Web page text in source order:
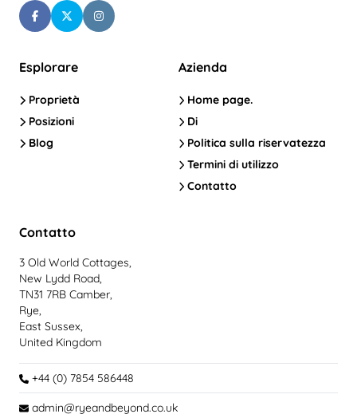
Esplorare
Proprietà
Posizioni
Blog
Azienda
Home page.
Di
Politica sulla riservatezza
Termini di utilizzo
Contatto
Contatto
3 Old World Cottages,
New Lydd Road,
TN31 7RB Camber,
Rye,
East Sussex,
United Kingdom
+44 (0) 7854 586448
admin@ryeandbeyond.co.uk